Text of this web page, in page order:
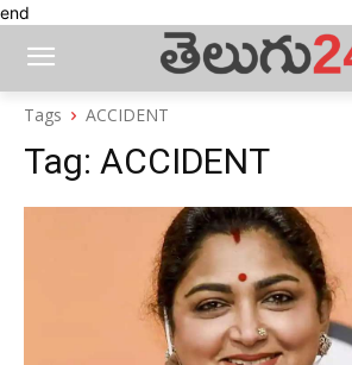
end
Tags ACCIDENT
Tag: ACCIDENT